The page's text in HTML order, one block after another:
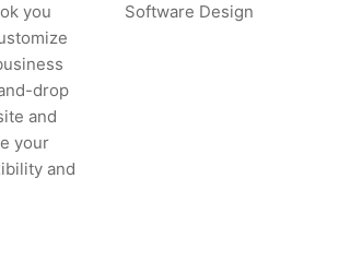
you
drop
and
your
and
Software Design